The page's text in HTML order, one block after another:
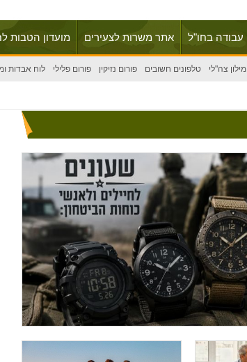
עבודה בחו"ל אתר משרות לצעירים מועדון הטבות
מילון צה"לי טלפונים חשובים פורום נזיקין פורום פלילי לוח אבדות